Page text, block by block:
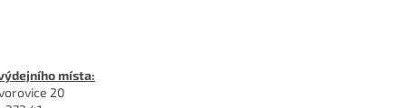
místa:
20